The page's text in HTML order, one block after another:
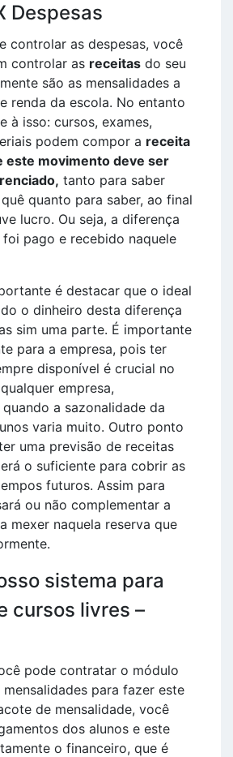
Despesas
controlar as despesas, você
controlar as receitas do seu
são as mensalidades a
renda da escola. No entanto
à isso: cursos, exames,
podem compor a receita
este movimento deve ser
tanto para saber
quanto para saber, ao final
lucro. Ou seja, a diferença
pago e recebido naquele
é destacar que o ideal
o dinheiro desta diferença
sim uma parte. É importante
para a empresa, pois ter
disponível é crucial no
empresa,
a sazonalidade da
varia muito. Outro ponto
uma previsão de receitas
o suficiente para cobrir as
futuros. Assim para
ou não complementar a
mexer naquela reserva que
sistema para
cursos livres –
pode contratar o módulo
para fazer este
de mensalidade, você
dos alunos e este
o financeiro, que é